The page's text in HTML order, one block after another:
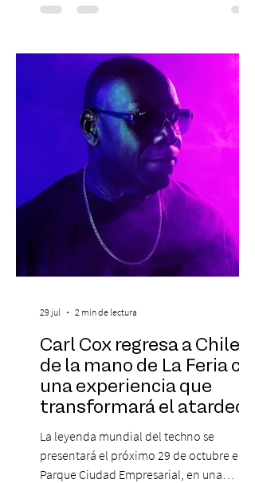
orientación, contención y apoyo
experiencia del cáncer de mama y a sus
familias, además de impulsar la detección
temprana, porque la información también
es una forma de acompañar. Con este
propósito, la Corporación realizará la 17ª
Corrida por la Vida, e
Carl Cox regresa a Chile
de la mano de La Feria con
una experiencia que
transformará el atardecer
del jueves en una
celebración de música
electrónica
La leyenda mundial del techno se
presentará el próximo 29 de octubre en
Parque Ciudad Empresarial, en una
29 jul 2 min de lectura